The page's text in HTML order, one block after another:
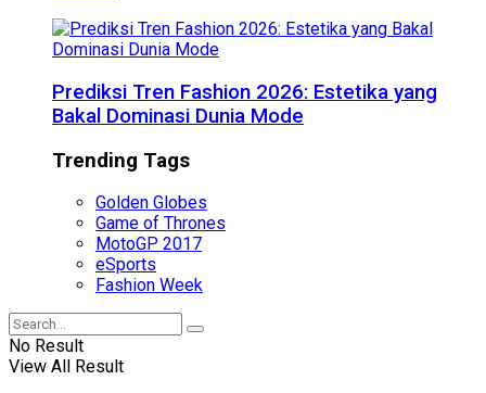
Prediksi Tren Fashion 2026: Estetika yang
Bakal Dominasi Dunia Mode
Trending Tags
Golden Globes
Game of Thrones
MotoGP 2017
eSports
Fashion Week
No Result
View All Result